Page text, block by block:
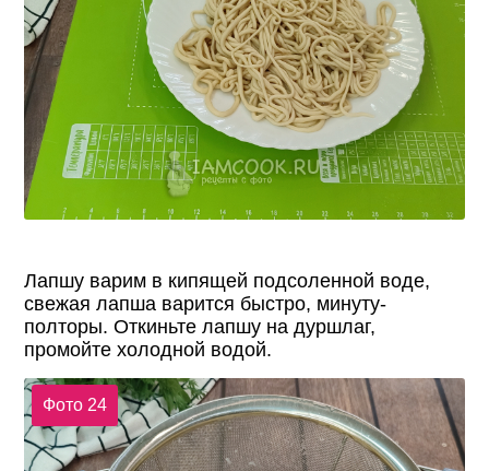
Лапшу варим в кипящей подсоленной воде,
свежая лапша варится быстро, минуту-
полторы. Откиньте лапшу на дуршлаг,
промойте холодной водой.
Фото 24